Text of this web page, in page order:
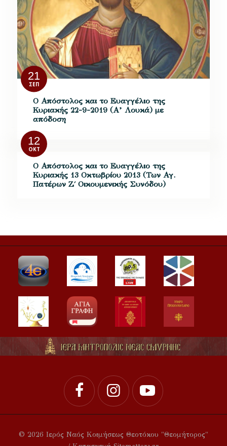
21
ΣΕΠ
Ο Απόστολος και το Ευαγγέλιο της
Κυριακής 22-9-2019 (Α’ Λουκά) με
απόδοση
12
ΟΚΤ
Ο Απόστολος και το Ευαγγέλιο της
Κυριακής 13 Οκτωβρίου 2013 (Των Αγ.
Πατέρων Ζ΄ Οικουμενικής Συνόδου)
© 2026 Ιερός Ναός Κοιμήσεως Θεοτόκου "Θεομήτορος"